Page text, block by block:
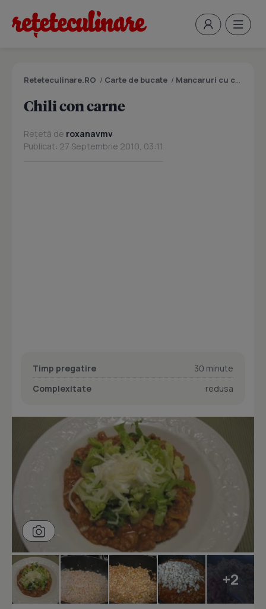
Reteteculinare.RO / Carte de bucate / Mancaruri cu carne
Chili con carne
Rețetă de roxanavmv
Publicat: 27 Septembrie 2010, 03:11
Timp pregatire
30 minute
Complexitate
redusa
+2